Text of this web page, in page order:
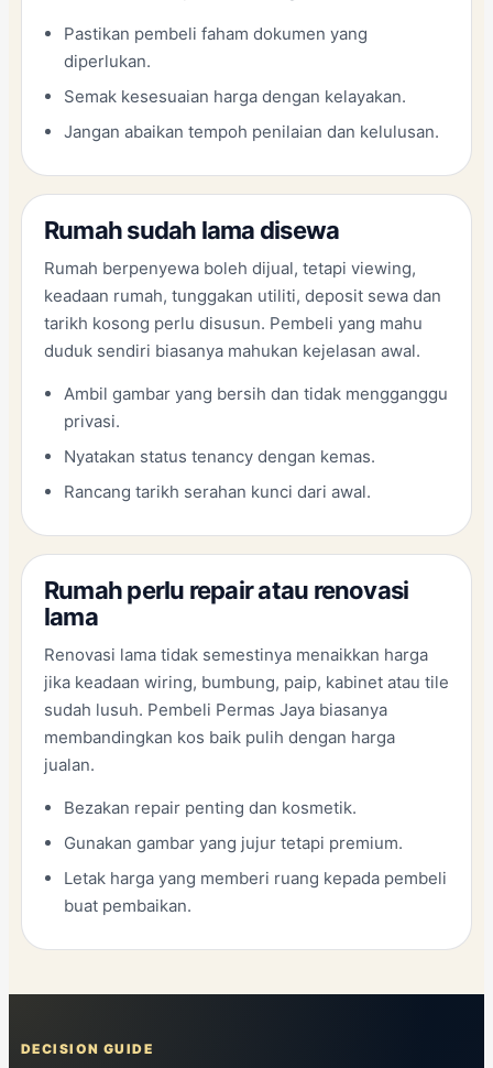
Pastikan pembeli faham dokumen yang
diperlukan.
Semak kesesuaian harga dengan kelayakan.
Jangan abaikan tempoh penilaian dan kelulusan.
Rumah sudah lama disewa
Rumah berpenyewa boleh dijual, tetapi viewing,
keadaan rumah, tunggakan utiliti, deposit sewa dan
tarikh kosong perlu disusun. Pembeli yang mahu
duduk sendiri biasanya mahukan kejelasan awal.
Ambil gambar yang bersih dan tidak mengganggu
privasi.
Nyatakan status tenancy dengan kemas.
Rancang tarikh serahan kunci dari awal.
Rumah perlu repair atau renovasi
lama
Renovasi lama tidak semestinya menaikkan harga
jika keadaan wiring, bumbung, paip, kabinet atau tile
sudah lusuh. Pembeli Permas Jaya biasanya
membandingkan kos baik pulih dengan harga
jualan.
Bezakan repair penting dan kosmetik.
Gunakan gambar yang jujur tetapi premium.
Letak harga yang memberi ruang kepada pembeli
buat pembaikan.
DECISION GUIDE